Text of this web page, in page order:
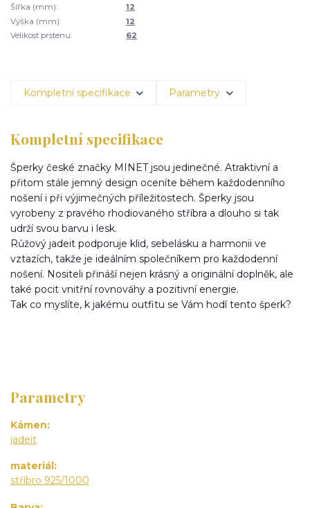
Šířka (mm):
12
Výška (mm):
12
Velikost prstenu:
62
Kompletní specifikace Parametry
Kompletní specifikace
Šperky české značky MINET jsou jedinečné. Atraktivní a
přitom stále jemný design oceníte během každodenního
nošení i při výjimečných příležitostech. Šperky jsou
vyrobeny z pravého rhodiovaného stříbra a dlouho si tak
udrží svou barvu i lesk.
Růžový jadeit podporuje klid, sebelásku a harmonii ve
vztazích, takže je ideálním společníkem pro každodenní
nošení. Nositeli přináší nejen krásný a originální doplněk, ale
také pocit vnitřní rovnováhy a pozitivní energie.
Tak co myslíte, k jakému outfitu se Vám hodí tento šperk?
Parametry
Kámen
jadeit
materiál
stříbro 925/1000